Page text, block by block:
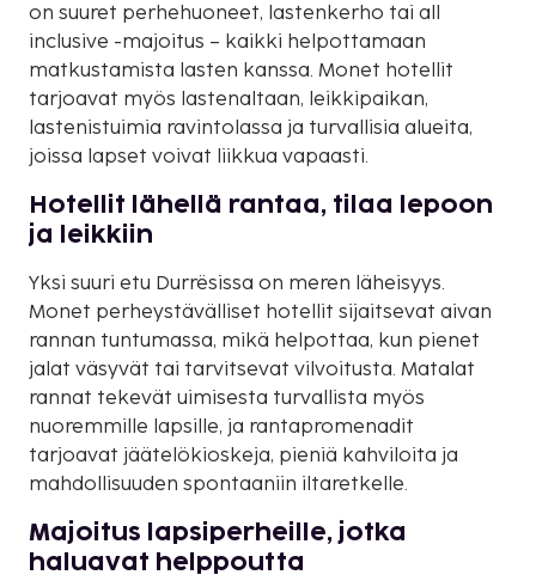
on suuret perhehuoneet, lastenkerho tai all
inclusive -majoitus – kaikki helpottamaan
matkustamista lasten kanssa. Monet hotellit
tarjoavat myös lastenaltaan, leikkipaikan,
lastenistuimia ravintolassa ja turvallisia alueita,
joissa lapset voivat liikkua vapaasti.
Hotellit lähellä rantaa, tilaa lepoon
ja leikkiin
Yksi suuri etu Durrësissa on meren läheisyys.
Monet perheystävälliset hotellit sijaitsevat aivan
rannan tuntumassa, mikä helpottaa, kun pienet
jalat väsyvät tai tarvitsevat vilvoitusta. Matalat
rannat tekevät uimisesta turvallista myös
nuoremmille lapsille, ja rantapromenadit
tarjoavat jäätelökioskeja, pieniä kahviloita ja
mahdollisuuden spontaaniin iltaretkelle.
Majoitus lapsiperheille, jotka
haluavat helppoutta